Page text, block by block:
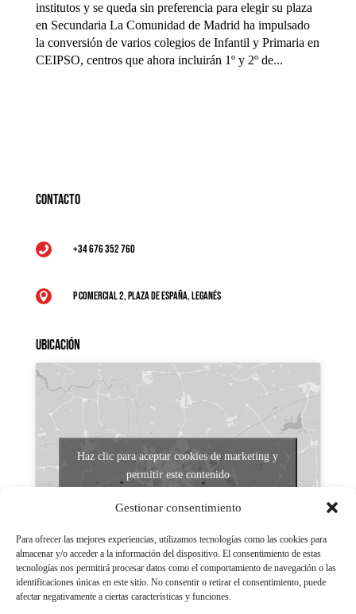
Gestionar consentimiento
Para ofrecer las mejores experiencias, utilizamos tecnologías como las cookies para
almacenar y/o acceder a la información del dispositivo. El consentimiento de estas
tecnologías nos permitirá procesar datos como el comportamiento de navegación o las
identificaciones únicas en este sitio. No consentir o retirar el consentimiento, puede
afectar negativamente a ciertas características y funciones.
institutos y se queda sin preferencia para elegir su plaza
en Secundaria La Comunidad de Madrid ha impulsado
la conversión de varios colegios de Infantil y Primaria en
CEIPSO, centros que ahora incluirán 1º y 2º de...
Contacto
 +34 676 352 760
 P Comercial 2, Plaza de España, Leganés
Ubicación
Haz clic para aceptar cookies de marketing y
permitir este contenido
Aviso legal